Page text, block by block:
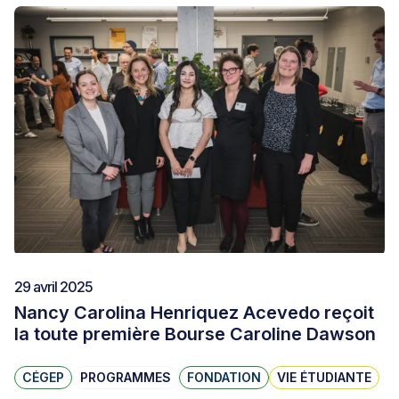
29 avril 2025
Nancy Carolina Henriquez Acevedo reçoit
la toute première Bourse Caroline Dawson
CÉGEP PROGRAMMES FONDATION VIE ÉTUDIANTE